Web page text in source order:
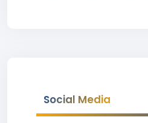
Social Media